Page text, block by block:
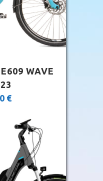
WAVE
€